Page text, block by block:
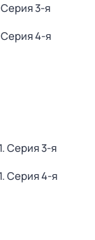
Серия 3-я
Серия 4-я
. Серия 3-я
. Серия 4-я